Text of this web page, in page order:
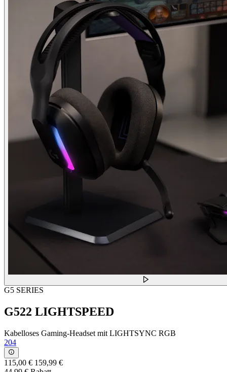
G5 SERIES
G522 LIGHTSPEED
Kabelloses Gaming-Headset mit LIGHTSYNC RGB
204
115,00 € 159,99 €